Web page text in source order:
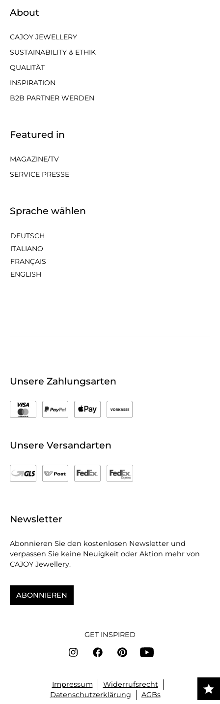
About
CAJOY JEWELLERY
SUSTAINABILITY & ETHIK
QUALITÄT
INSPIRATION
B2B PARTNER WERDEN
Featured in
MAGAZINE/TV
SERVICE PRESSE
Sprache wählen
DEUTSCH
ITALIANO
FRANÇAIS
ENGLISH
Unsere Zahlungsarten
Unsere Versandarten
Newsletter
Abonnieren Sie den kostenlosen Newsletter und
verpassen Sie keine Neuigkeit oder Aktion mehr von
CAJOY Jewellery.
ABONNIEREN
GET INSPIRED
Impressum
Widerrufsrecht
Datenschutzerklärung
AGBs